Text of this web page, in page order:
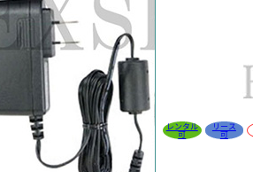
レンタル
可
リース
可